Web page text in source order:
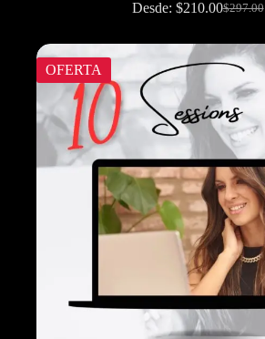
Desde:
$297.00
$210.00
OFERTA